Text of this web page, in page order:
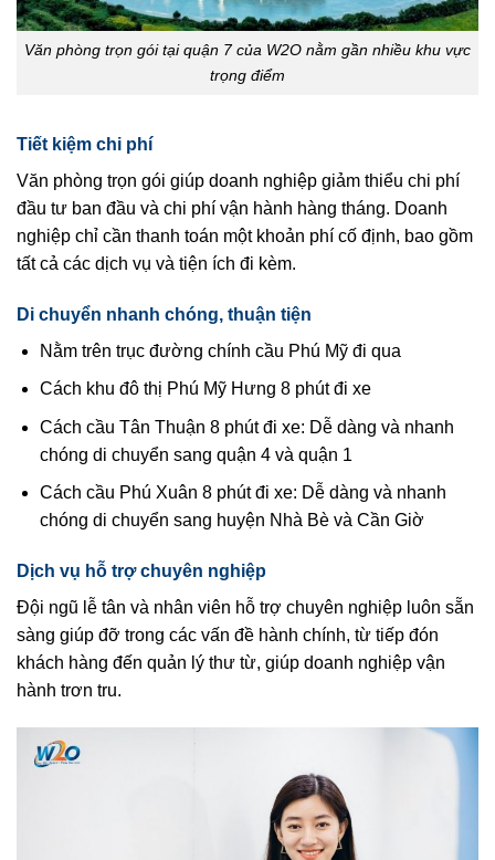
Văn phòng trọn gói tại quận 7 của W2O nằm gần nhiều khu vực
trọng điểm
Tiết kiệm chi phí
Văn phòng trọn gói giúp doanh nghiệp giảm thiểu chi phí
đầu tư ban đầu và chi phí vận hành hàng tháng. Doanh
nghiệp chỉ cần thanh toán một khoản phí cố định, bao gồm
tất cả các dịch vụ và tiện ích đi kèm.
Di chuyển nhanh chóng, thuận tiện
Nằm trên trục đường chính cầu Phú Mỹ đi qua
Cách khu đô thị Phú Mỹ Hưng 8 phút đi xe
Cách cầu Tân Thuận 8 phút đi xe: Dễ dàng và nhanh
chóng di chuyển sang quận 4 và quận 1
Cách cầu Phú Xuân 8 phút đi xe: Dễ dàng và nhanh
chóng di chuyển sang huyện Nhà Bè và Cần Giờ
Dịch vụ hỗ trợ chuyên nghiệp
Đội ngũ lễ tân và nhân viên hỗ trợ chuyên nghiệp luôn sẵn
sàng giúp đỡ trong các vấn đề hành chính, từ tiếp đón
khách hàng đến quản lý thư từ, giúp doanh nghiệp vận
hành trơn tru.